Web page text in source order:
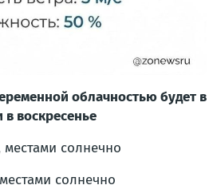
облачностью будет в
воскресенье
солнечно
солнечно